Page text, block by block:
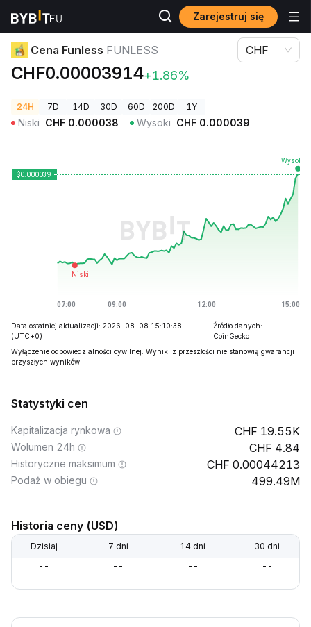
Zarejestruj się
Ceny kryptowalut Cena Funless FUNLESS
Cena Funless FUNLESS
CHF0.00003914+1.86%
CHF
24H 7D 14D 30D 60D 200D 1Y
Niski CHF 0.000038 Wysoki CHF 0.000039
Data ostatniej aktualizacji: 2026-08-08 15:10:38
(UTC+0)
Źródło danych:
CoinGecko
Wyłączenie odpowiedzialności cywilnej: Wyniki z przeszłości nie stanowią gwarancji
przyszłych wyników.
Statystyki cen
Kapitalizacja rynkowa 19.55K
Wolumen 24h 4.84
Historyczne maksimum 0.00044213
Podaż w obiegu 499.49M
Historia ceny (USD)
Dzisiaj 7 dni 14 dni 30 dni
-- -- -- --